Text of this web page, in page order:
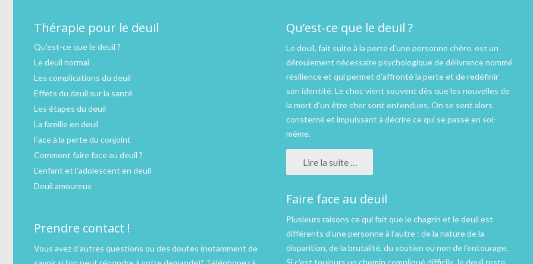
Thérapie pour le deuil
Qu’est-ce que le deuil ?
Le deuil normal
Les complications du deuil
Effets du deuil sur la santé
Les étapes du deuil
La famille en deuil
Face à la perte du conjoint
Comment faire face au deuil ?
L’enfant et l’adolescent en deuil
Deuil amoureux
Prendre contact !
Vous avez d’autres questions ou des doutes (notamment de
Qu’est-ce que le deuil ?
Le deuil, fait suite à la perte d’une personne chère, est un
déroulement nécessaire psychologique de délivrance nommé
résilience et qui permet d’affronté la perte et de redéfinir
son identité. Le choc vient souvent dès que les nouvelles de
la mort d’un être cher sont entendues. On se sent alors
consterné et impuissant à décrire ce qui se passe en soi-
même.
Lire la suite …
Faire face au deuil
Plusieurs raisons ce qui fait que le chagrin et le deuil est
différents d’une personne à l’autre : de la nature de la
disparition, de la brutalité, du soutien ou non de l’entourage.